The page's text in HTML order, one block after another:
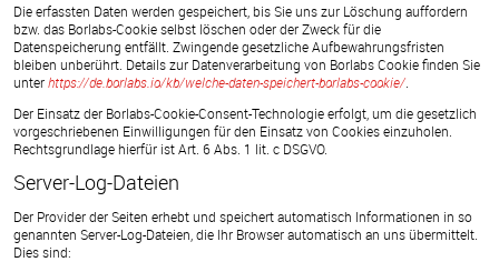
Die erfassten Daten werden gespeichert, bis Sie uns zur Löschung auffordern
bzw. das Borlabs-Cookie selbst löschen oder der Zweck für die
Datenspeicherung entfällt. Zwingende gesetzliche Aufbewahrungsfristen
bleiben unberührt. Details zur Datenverarbeitung von Borlabs Cookie finden Sie
unterhttps://de.borlabs.io/kb/welche-daten-speichert-borlabs-cookie/
Der Einsatz der Borlabs-Cookie-Consent-Technologie erfolgt, um die gesetzlich
vorgeschriebenen Einwilligungen für den Einsatz von Cookies einzuholen.
Rechtsgrundlage hierfür ist Art. 6 Abs. 1 lit. c DSGVO.
Server-Log-Dateien
Der Provider der Seiten erhebt und speichert automatisch Informationen in so
genannten Server-Log-Dateien, die Ihr Browser automatisch an uns übermittelt.
Dies sind: